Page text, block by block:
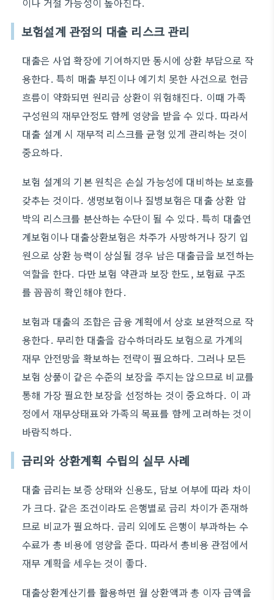
보험설계 관점의 대출 리스크 관리
대출은 사업 확장에 기여하지만 동시에 상환 부담으로 작
용한다. 특히 매출 부진이나 예기치 못한 사건으로 현금
흐름이 약화되면 원리금 상환이 위험해진다. 이때 가족
구성원의 재무안정도 함께 영향을 받을 수 있다. 따라서
대출 설계 시 재무적 리스크를 균형 있게 관리하는 것이
중요하다.
보험 설계의 기본 원칙은 손실 가능성에 대비하는 보호를
갖추는 것이다. 생명보험이나 질병보험은 대출 상환 압
박의 리스크를 분산하는 수단이 될 수 있다. 특히 대출연
계보험이나 대출상환보험은 차주가 사망하거나 장기 입
원으로 상환 능력이 상실될 경우 남은 대출금을 보전하는
역할을 한다. 다만 보험 약관과 보장 한도, 보험료 구조
를 꼼꼼히 확인해야 한다.
보험과 대출의 조합은 금융 계획에서 상호 보완적으로 작
용한다. 무리한 대출을 감수하더라도 보험으로 가계의
재무 안전망을 확보하는 전략이 필요하다. 그러나 모든
보험 상품이 같은 수준의 보장을 주지는 않으므로 비교를
통해 가장 필요한 보장을 선정하는 것이 중요하다. 이 과
정에서 재무상태표와 가족의 목표를 함께 고려하는 것이
바람직하다.
금리와 상환계획 수립의 실무 사례
대출 금리는 보증 상태와 신용도, 담보 여부에 따라 차이
가 크다. 같은 조건이라도 은행별로 금리 차이가 존재하
므로 비교가 필요하다. 금리 외에도 은행이 부과하는 수
수료가 총 비용에 영향을 준다. 따라서 총비용 관점에서
재무 계획을 세우는 것이 좋다.
대출상환계산기를 활용하면 월 상환액과 총 이자 금액을